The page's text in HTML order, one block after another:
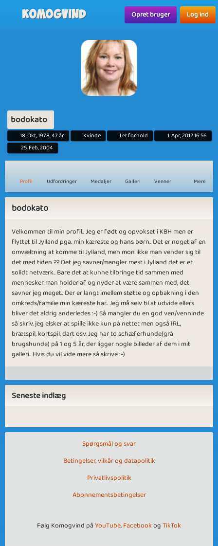
Komogvind Opret bruger Log ind
bodokato
18. Okt, 1978, 47 år Kvinde I et forhold
1. Apr, 2012 16:56
25. Feb, 2004
Profil Udfordringer Medaljer Galleri Venner Mere
bodokato
Velkommen til min profil.. Jeg er født og opvokset i KBH men er
flyttet til Jylland pga. min kæreste og hans børn.. Det er noget af en
omvæltning at komme til Jylland, men mon ikke man vender sig til
det med tiden ?? Det jeg savner/mangler mest i Jylland det er et
solidt netværk.. Bare det at kunne tilbringe tid sammen med
mennesker man holder af og nyder at være sammen med, det
savner jeg meget.. Der er langt imellem støtte og opbakning i den
omkreds/familie min kæreste har.. Jeg må selv til at udvide ellers
bliver det aldrig anderledes :-) Så mangler du en god ven/venninde
så skriv, jeg elsker at spille ikke kun på nettet men også IRL,
brætspil, kortspil, dart osv. Jeg har to schæferhunde(grå
brugshunde) på 1 og 5 år, der ligger nogle billeder af dem i mit
galleri.. Hvis du vil vide mere så skrive :-)
Seneste indlæg
Spørgsmål og svar
Betingelser, vilkår og datapolitik
Privatlivspolitik
Abonnementsbetingelser
Følg Komogvind påYouTube,FacebookogTikTok